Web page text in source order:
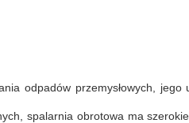
odpadów przemysłowych, jego
spalarnia obrotowa ma